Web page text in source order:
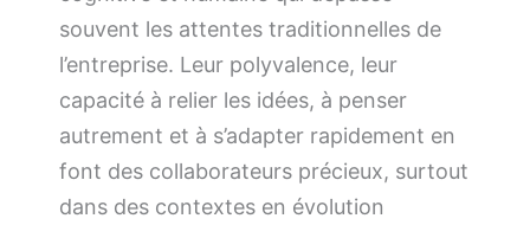
souvent les attentes traditionnelles de
l’entreprise. Leur polyvalence, leur
capacité à relier les idées, à penser
autrement et à s’adapter rapidement en
font des collaborateurs précieux, surtout
dans des contextes en évolution